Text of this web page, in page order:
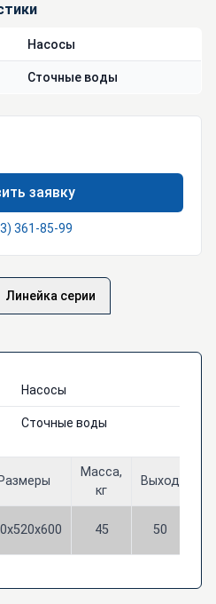
Насосы
Сточные воды
заявку
361-85-99
Линейка серии
Насосы
Сточные воды
Размеры
Масса,
кг
Выход
45 50